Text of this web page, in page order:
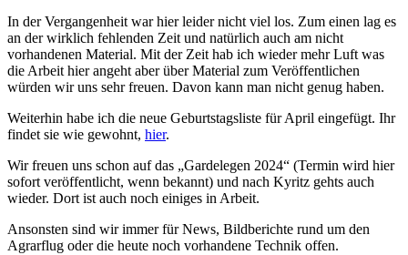
In der Vergangenheit war hier leider nicht viel los. Zum einen lag es
an der wirklich fehlenden Zeit und natürlich auch am nicht
vorhandenen Material. Mit der Zeit hab ich wieder mehr Luft was
die Arbeit hier angeht aber über Material zum Veröffentlichen
würden wir uns sehr freuen. Davon kann man nicht genug haben.
Weiterhin habe ich die neue Geburtstagsliste für April eingefügt. Ihr
findet sie wie gewohnt, hier.
Wir freuen uns schon auf das „Gardelegen 2024“ (Termin wird hier
sofort veröffentlicht, wenn bekannt) und nach Kyritz gehts auch
wieder. Dort ist auch noch einiges in Arbeit.
Ansonsten sind wir immer für News, Bildberichte rund um den
Agrarflug oder die heute noch vorhandene Technik offen.